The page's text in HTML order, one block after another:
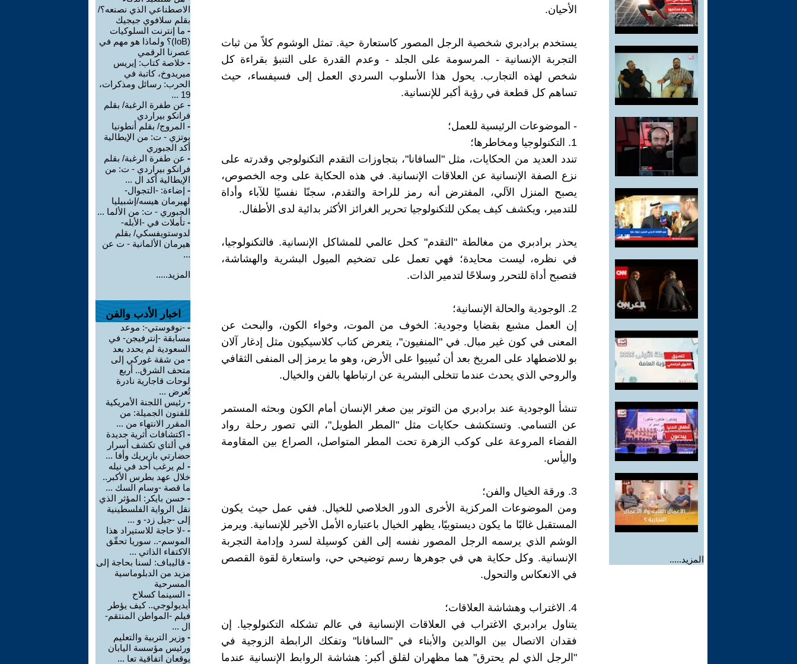
المزيد.....
الأحيان.
يستخدم برادبري شخصية الرجل المصور كاستعارة حية. تمثل الوشوم كلاً من ثبات
التجربة الإنسانية - المرسومة على الجلد - وعدم القدرة على التنبؤ بقراءة كل
شخص لهذه التجارب. يحول هذا الأسلوب السردي العمل إلى فسيفساء، حيث
تساهم كل قطعة في رؤية أكبر للإنسانية.
- الموضوعات الرئيسية للعمل؛
1. التكنولوجيا ومخاطرها؛
تندد العديد من الحكايات، مثل "السافانا"، بتجاوزات التقدم التكنولوجي وقدرته على
نزع الصفة الإنسانية عن العلاقات الإنسانية. في هذه الحكاية على وجه الخصوص،
يصبح المنزل الآلي، المفترض أنه رمز للراحة والتقدم، سجنًا نفسيًا للآباء وأداة
للتدمير، ويكشف كيف يمكن للتكنولوجيا تحرير الغرائز الأكثر بدائية لدى الأطفال.
يحذر برادبري من مغالطة "التقدم" كحل عالمي للمشاكل الإنسانية. فالتكنولوجيا،
في نظره، ليست محايدة؛ فهي تعمل على تضخيم الميول البشرية والهشاشة،
فتصبح أداة للتحرر وسلاحًا لتدمير الذات.
2. الوجودية والحالة الإنسانية؛
إن العمل مشبع بقضايا وجودية: الخوف من الموت، وخواء الكون، والبحث عن
المعنى في كون غير مبال. في "المنفيون"، يتعرض كتاب كلاسيكيون مثل إدغار آلان
بو للاضطهاد على المريخ بعد أن نُسِيوا على الأرض، وهو ما يرمز إلى المنفى الثقافي
والروحي الذي يحدث عندما تتخلى البشرية عن ارتباطها بالفن والخيال.
تنشأ الوجودية عند برادبري من التوتر بين صغر الإنسان أمام الكون وبحثه المستمر
عن التسامي. وتستكشف حكايات مثل "المطر الطويل"، التي تصور رحلة رواد
الفضاء المروعة على كوكب الزهرة تحت المطر المتواصل، الصراع بين المقاومة
واليأس.
3. ورقة الخيال والفن؛
ومن الموضوعات المركزية الأخرى الدور الخلاصي للخيال. ففي عمل حيث يكون
المستقبل غالبًا ما يكون ديستوبيًا، يظهر الخيال باعتباره الأمل الأخير للإنسانية. ويرمز
الوشم الذي يرسمه الرجل المصور نفسه إلى الفن كوسيلة لسرد وإدامة التجربة
الإنسانية. وكل حكاية هي في جوهرها رسم توضيحي حي، واستعارة لقوة القصص
في الانعكاس والتحول.
4. الاغتراب وهشاشة العلاقات؛
يتناول برادبري الاغتراب في العلاقات الإنسانية في عالم تشكله التكنولوجيا. إن
فقدان الاتصال بين الوالدين والأبناء في "السافانا" وتفكك الرابطة الزوجية في
"الرجل الذي لم يحترق" هما مظهران لقلق أكبر: هشاشة الروابط الإنسانية عندما
الاصطناعي الذي نصنعه؟/
بقلم سلافوي جيجيك
- ما إنترنت السلوكيات
(IoB)؟ ولماذا هو مهم في
عصرنا الرقمي
- خلاصة كتاب: إيريس
ميريدوخ، كاتبة في
الحرب: رسائل ومذكرات،
19 ...
- عن طفرة الرغبة/ بقلم
فرانكو بيراردي
- المروج/ بقلم أنطونيا
بوتزي - ت: من الإيطالية
أكد الجبوري
- عن طفرة الرغبة/ بقلم
فرانكو بيراردي - ت: من
الإيطالية أكد ال ...
- إضاءة: -التجوال-
لهيرمان هيسه/إشبيليا
الجبوري - ت: من الألما ...
- تأملات في -الأبله-
لدوستويفسكي/ بقلم
هيرمان الألمانية - ت عن
...
المزيد.....
اخبار الأدب والفن
- -نوفوستي-: موعد
مسابقة -إنترفيجن- في
السعودية لم يحدد بعد
- من شقة غوركي إلى
متحف الشرق.. أربع
لوحات قاجارية نادرة
تُعرض ...
- رئيس اللجنة الأمريكية
للفنون الجميلة: من
المقرر الانتهاء من ...
- اكتشافات أثرية جديدة
في ألتاي تكشف أسرار
حضارتي بازيريك وأفا ...
- لم يرغب أحد في نيله
خلال عهد بطرس الأكبر..
ما قصة -وسام السك ...
- حسن بايكر: المؤثر الذي
نقل الرواية الفلسطينية
إلى -جيل زد- و ...
- -لا حاجة للاستيراد هذا
الموسم-.. سوريا تحقّق
الاكتفاء الذاتي ...
- قاليباف: لسنا بحاجة إلى
مزيد من الدبلوماسية
المسرحية
- السينما كسلاح
أيديولوجي.. كيف يؤطر
فيلم -المواطن المنتقم-
ال ...
- وزير التربية والتعليم
ورئيس مؤسسة اليابان
يوقعان اتفاقية تعا ...